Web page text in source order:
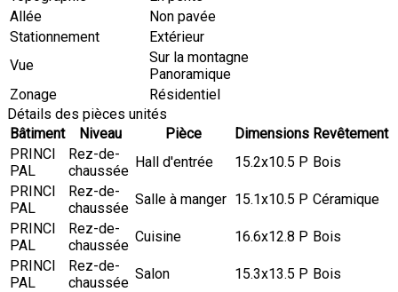
Allée
Non pavée
Stationnement
Extérieur
Vue
Sur la montagne
Panoramique
Zonage
Résidentiel
Détails des pièces unités
Bâtiment
Niveau Pièce Dimensions Revêtement
PRINCI
PAL
Rez-de-
chaussée
Hall d'entrée 15.2x10.5 P Bois
PRINCI
PAL
Rez-de-
chaussée
Salle à manger 15.1x10.5 P Céramique
PRINCI
PAL
Rez-de-
chaussée
Cuisine 16.6x12.8 P Bois
PRINCI
PAL
Rez-de-
chaussée
Salon 15.3x13.5 P Bois